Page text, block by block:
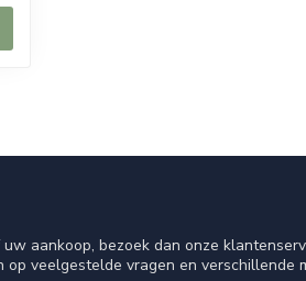
aankoop, bezoek dan onze
veelgestelde vragen en verschillende